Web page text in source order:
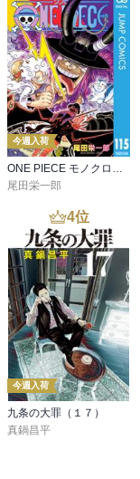
今週入荷
ONE PIECE モノクロ版 115
尾田栄一郎
4位
今週入荷
九条の大罪（１７）
真鍋昌平